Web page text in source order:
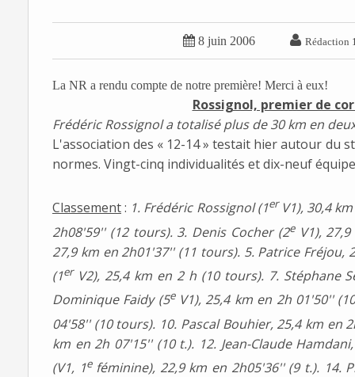
 8 juin 2006  Rédaction
La NR a rendu compte de notre première! Merci à eux!
Rossignol, premier de
Frédéric Rossignol a totalisé plus de 30 km en
L'association des « 12-14 » testait hier autour du
normes. Vingt-cinq individualités et dix-neuf
Classement: 1. Frédéric Rossignol (1erV1), 30,4
2h08'59'' (12 tours). 3. Denis Cocher (2eV1), 27,9
27,9 km en 2h01'37'' (11 tours). 5. Patrice Fréjou,
(1erV2), 25,4 km en 2 h (10 tours). 7. Stéphane
Dominique Faidy (5eV1), 25,4 km en 2h 01'50''
04'58'' (10 tours). 10. Pascal Bouhier, 25,4 km en
km en 2h 07'15'' (10 t.). 12. Jean-Claude
(V1, 1eféminine), 22,9 km en 2h05'36'' (9 t.). 14.